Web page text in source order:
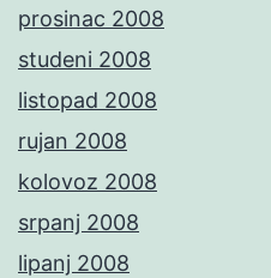
prosinac 2008
studeni 2008
listopad 2008
rujan 2008
kolovoz 2008
srpanj 2008
lipanj 2008